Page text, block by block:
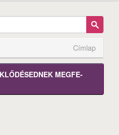
Címlap
MEGFE­